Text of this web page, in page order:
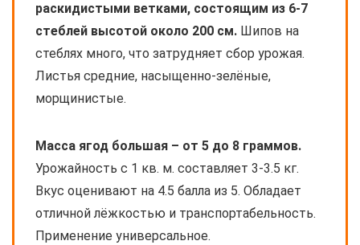
раскидистыми ветками, состоящим из 6-7
стеблей высотой около 200 см. Шипов на
стеблях много, что затрудняет сбор урожая.
Листья средние, насыщенно-зелёные,
морщинистые.
Масса ягод большая – от 5 до 8 граммов.
Урожайность с 1 кв. м. составляет 3-3.5 кг.
Вкус оценивают на 4.5 балла из 5. Обладает
отличной лёжкостью и транспортабельность.
Применение универсальное.